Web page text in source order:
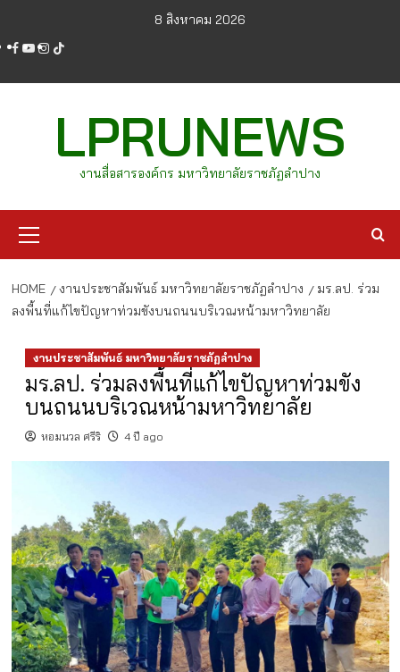
content
8 สิงหาคม 2026
facebook
youtube
instagram
tiktok
LPRUNEWS
งานสื่อสารองค์กร มหาวิทยาลัยราชภัฏลำปาง
Menu
HOME งานประชาสัมพันธ์ มหาวิทยาลัยราชภัฏลำปาง
มร.ลป. ร่วม
ลงพื้นที่แก้ไขปัญหาท่วมขังบนถนนบริเวณหน้ามหาวิทยาลัย
งานประชาสัมพันธ์ มหาวิทยาลัยราชภัฏลำปาง
มร.ลป. ร่วมลงพื้นที่แก้ไขปัญหาท่วมขัง
บนถนนบริเวณหน้ามหาวิทยาลัย
หอมนวล ศรีริ 4 ปี ago